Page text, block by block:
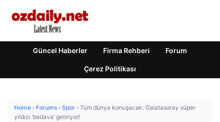
Güncel Haberler Firma Rehberi Forum
Çerez Politikası
Home › Forums › Spor › Tüm dünya konuşacak: Galatasaray süper
yıldızı ‘bedava’ getiriyor!